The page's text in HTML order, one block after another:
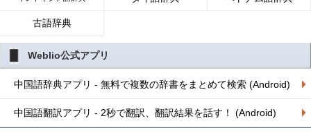
古語辞典
Weblio公式アプリ
中国語辞典アプリ - 無料で複数の辞書をまとめて検索 (Android)
中国語翻訳アプリ - 2秒で翻訳、翻訳結果を話す！ (Android)